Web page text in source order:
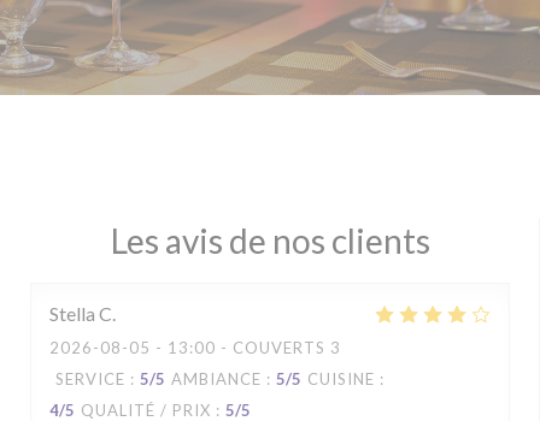
Les avis de nos clients
Stella C
2026-08-05 - 13:00 - COUVERTS 3
SERVICE : 5/5 AMBIANCE : 5/5 CUISINE :
4/5 QUALITÉ / PRIX : 5/5